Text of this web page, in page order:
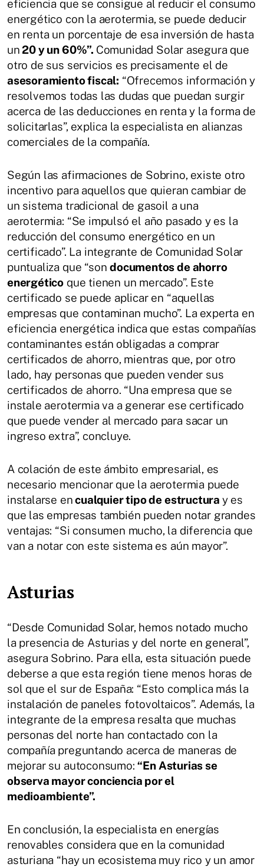
eficiencia que se consigue al reducir el consumo
energético con la aerotermia, se puede deducir
en renta un porcentaje de esa inversión de hasta
un20 y un 60%”. Comunidad Solar asegura que
otro de sus servicios es precisamente el de
asesoramiento fiscal: “Ofrecemos información y
resolvemos todas las dudas que puedan surgir
acerca de las deducciones en renta y la forma de
solicitarlas”, explica la especialista en alianzas
comerciales de la compañía.
Según las afirmaciones de Sobrino, existe otro
incentivo para aquellos que quieran cambiar de
un sistema tradicional de gasoil a una
aerotermia: “Se impulsó el año pasado y es la
reducción del consumo energético en un
certificado”. La integrante de Comunidad Solar
puntualiza que “sondocumentos de ahorro
energético que tienen un mercado”. Este
certificado se puede aplicar en “aquellas
empresas que contaminan mucho”. La experta en
eficiencia energética indica que estas compañías
contaminantes están obligadas a comprar
certificados de ahorro, mientras que, por otro
lado, hay personas que pueden vender sus
certificados de ahorro. “Una empresa que se
instale aerotermia va a generar ese certificado
que puede vender al mercado para sacar un
ingreso extra”, concluye.
A colación de este ámbito empresarial, es
necesario mencionar que la aerotermia puede
instalarse encualquier tipo de estructura y es
que las empresas también pueden notar grandes
ventajas: “Si consumen mucho, la diferencia que
van a notar con este sistema es aún mayor”.
Asturias
“Desde Comunidad Solar, hemos notado mucho
la presencia de Asturias y del norte en general”,
asegura Sobrino. Para ella, esta situación puede
deberse a que esta región tiene menos horas de
sol que el sur de España: “Esto complica más la
instalación de paneles fotovoltaicos”. Además, la
integrante de la empresa resalta que muchas
personas del norte han contactado con la
compañía preguntando acerca de maneras de
mejorar su autoconsumo:“En Asturias se
observa mayor conciencia por el
medioambiente”.
En conclusión, la especialista en energías
renovables considera que en la comunidad
asturiana “hay un ecosistema muy rico y un amor